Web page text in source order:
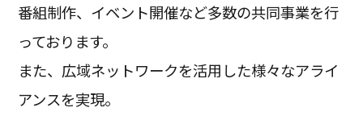
番組制作、イベント開催など多数の共同事業を行
っております。
また、広域ネットワークを活用した様々なアライ
アンスを実現。